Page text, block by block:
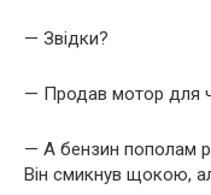
— Звідки?
— Продав мотор для
— А бензин пополам
Він смикнув щокою,